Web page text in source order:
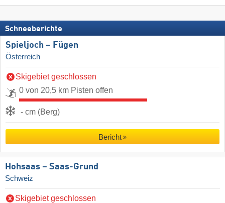
Schneeberichte
Spieljoch – Fügen
Österreich
Skigebiet geschlossen
0 von 20,5 km Pisten offen
- cm (Berg)
Bericht
Hohsaas – Saas-Grund
Schweiz
Skigebiet geschlossen